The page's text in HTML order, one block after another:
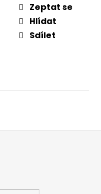
Zeptat se
Hlídat
Sdílet